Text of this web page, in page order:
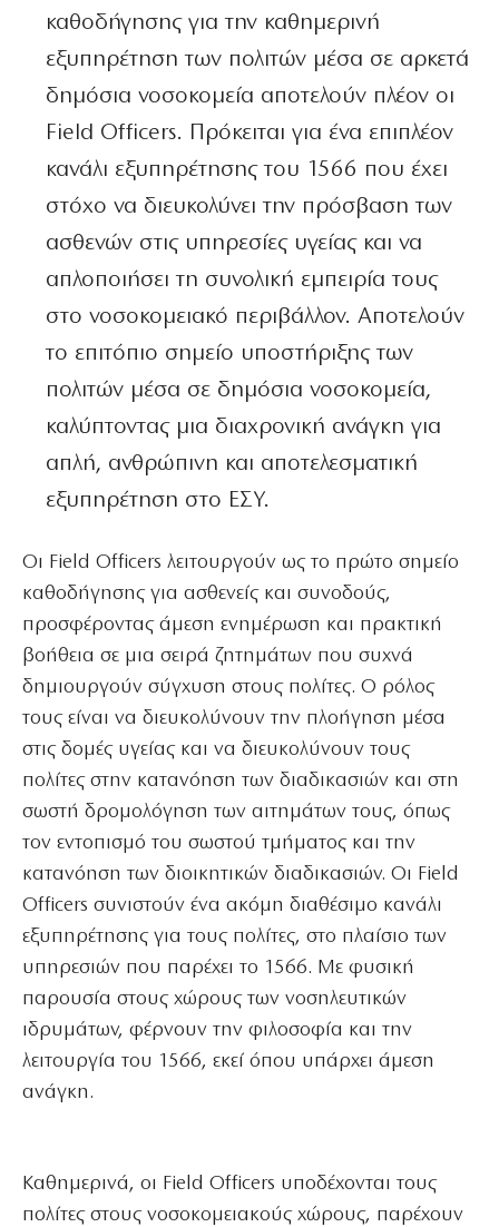
καθοδήγησης για την καθημερινή
εξυπηρέτηση των πολιτών μέσα σε αρκετά
δημόσια νοσοκομεία αποτελούν πλέον οι
Field Officers. Πρόκειται για ένα επιπλέον
κανάλι εξυπηρέτησης του 1566 που έχει
στόχο να διευκολύνει την πρόσβαση των
ασθενών στις υπηρεσίες υγείας και να
απλοποιήσει τη συνολική εμπειρία τους
στο νοσοκομειακό περιβάλλον. Αποτελούν
το επιτόπιο σημείο υποστήριξης των
πολιτών μέσα σε δημόσια νοσοκομεία,
καλύπτοντας μια διαχρονική ανάγκη για
απλή, ανθρώπινη και αποτελεσματική
εξυπηρέτηση στο ΕΣΥ.
Οι Field Officers λειτουργούν ως το πρώτο σημείο
καθοδήγησης για ασθενείς και συνοδούς,
προσφέροντας άμεση ενημέρωση και πρακτική
βοήθεια σε μια σειρά ζητημάτων που συχνά
δημιουργούν σύγχυση στους πολίτες. Ο ρόλος
τους είναι να διευκολύνουν την πλοήγηση μέσα
στις δομές υγείας και να διευκολύνουν τους
πολίτες στην κατανόηση των διαδικασιών και στη
σωστή δρομολόγηση των αιτημάτων τους, όπως
τον εντοπισμό του σωστού τμήματος και την
κατανόηση των διοικητικών διαδικασιών. Οι Field
Officers συνιστούν ένα ακόμη διαθέσιμο κανάλι
εξυπηρέτησης για τους πολίτες, στο πλαίσιο των
υπηρεσιών που παρέχει το 1566. Με φυσική
παρουσία στους χώρους των νοσηλευτικών
ιδρυμάτων, φέρνουν την φιλοσοφία και την
λειτουργία του 1566, εκεί όπου υπάρχει άμεση
ανάγκη.
Καθημερινά, οι Field Officers υποδέχονται τους
πολίτες στους νοσοκομειακούς χώρους, παρέχουν